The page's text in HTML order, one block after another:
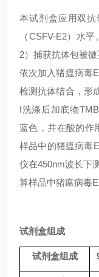
本试剂盒应用双
（CSFV-E2）水
2）捕获抗体包被
依次加入猪瘟病毒
检测抗体结合，形
I洗涤后加底物
蓝色，并在酸的作
样品中的猪瘟病毒
仪在450nm波长下
算样品中猪瘟病毒
试剂盒组成
试剂盒组成